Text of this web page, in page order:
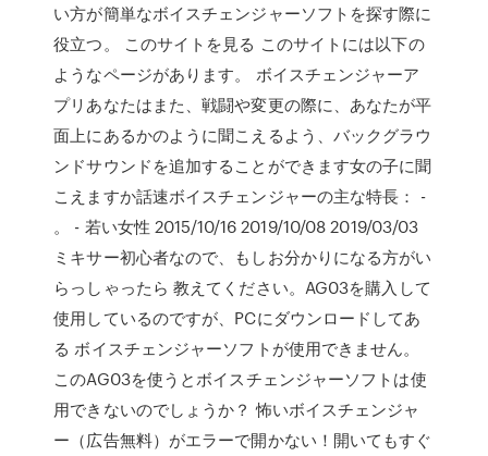
い方が簡単なボイスチェンジャーソフトを探す際に
役立つ。 このサイトを見る このサイトには以下の
ようなページがあります。 ボイスチェンジャーア
プリあなたはまた、戦闘や変更の際に、あなたが平
面上にあるかのように聞こえるよう、バックグラウ
ンドサウンドを追加することができます女の子に聞
こえますか話速ボイスチェンジャーの主な特長： -
。 - 若い女性 2015/10/16 2019/10/08 2019/03/03
ミキサー初心者なので、もしお分かりになる方がい
らっしゃったら 教えてください。AG03を購入して
使用しているのですが、PCにダウンロードしてあ
る ボイスチェンジャーソフトが使用できません。
このAG03を使うとボイスチェンジャーソフトは使
用できないのでしょうか？ 怖いボイスチェンジャ
ー（広告無料）がエラーで開かない！開いてもすぐ